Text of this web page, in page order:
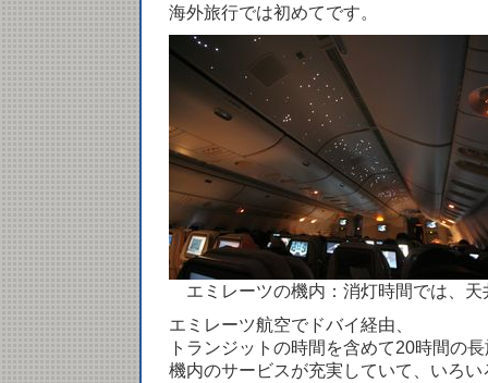
海外旅行では初めてです。
エミレーツの機内：消灯時間では、天
エミレーツ航空でドバイ経由、
トランジットの時間を含めて20時間の
機内のサービスが充実していて、いろ